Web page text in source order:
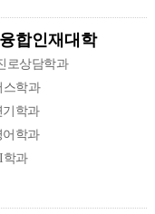
합인재대학
로상담학과
스학과
기학과
어학과
학과